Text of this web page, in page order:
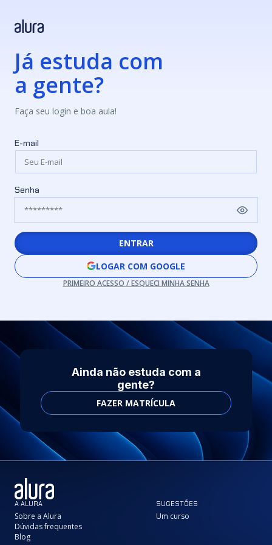
Já estuda com
a gente?
Faça seu login e boa aula!
E-mail
Senha
ENTRAR
LOGAR COM GOOGLE
PRIMEIRO ACESSO / ESQUECI MINHA SENHA
Ainda não estuda com a
gente?
FAZER MATRÍCULA
A ALURA
Sobre a Alura
Dúvidas frequentes
Blog
SUGESTÕES
Um curso